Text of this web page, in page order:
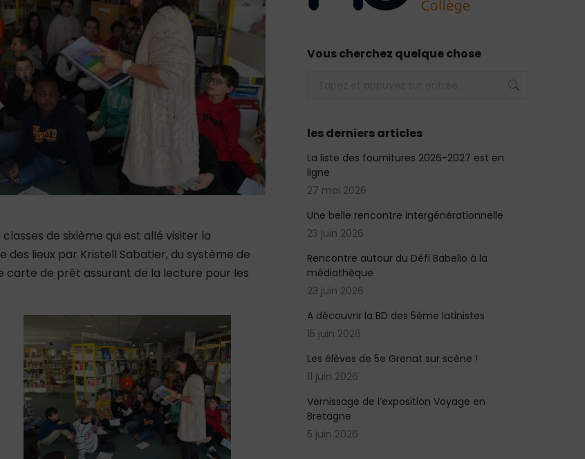
de sixième qui est allé visiter la
lieux par Kristell Sabatier, du système de
carte de prêt assurant de la lecture pour les
Vous cherchez quelque chose
les derniers articles
La liste des fournitures 2026-2027 est en
ligne
27 mai 2026
Une belle rencontre intergénérationnelle
23 juin 2026
Rencontre autour du Défi Babelio à la
médiathèque
23 juin 2026
A découvrir la BD des 5ème latinistes
15 juin 2026
Les élèves de 5e Grenat sur scène !
11 juin 2026
Vernissage de l’exposition Voyage en
Bretagne
5 juin 2026